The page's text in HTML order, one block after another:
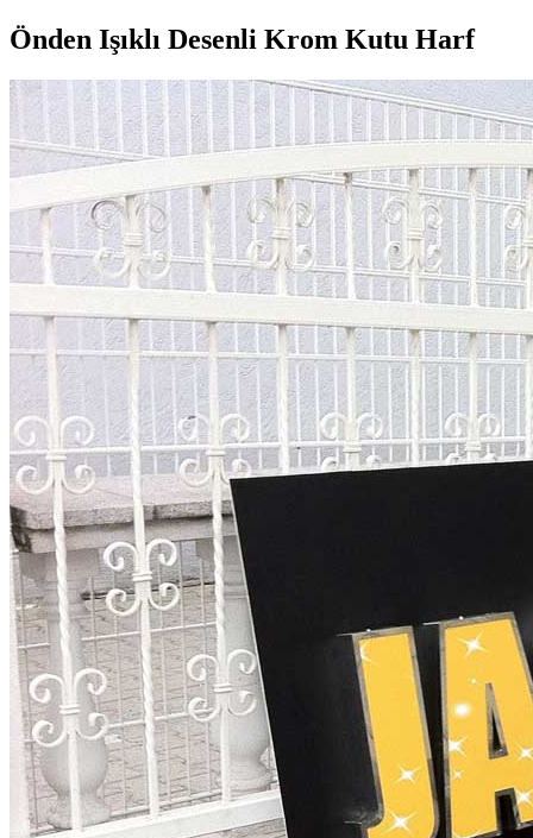
Önden Işıklı Desenli Krom Kutu Harf